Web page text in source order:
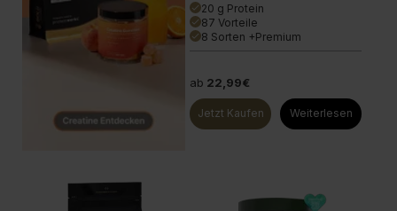
done 20 g Protein
done 87 Vorteile
done 8 Sorten +Premium
ab 22,99€
Jetzt Kaufen Weiterlesen